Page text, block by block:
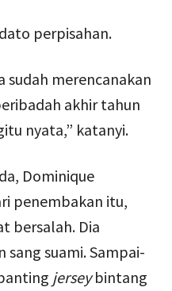
perpisahan.
sudah merencanakan
akhir tahun
nyata,” katanyi.
Dominique
penembakan itu,
bersalah. Dia
suami. Sampai-
jerseybintang